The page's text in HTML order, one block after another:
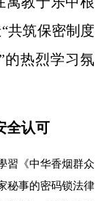
共筑保密制度
的热烈学习氛
全认可
習《中华香烟群众
秘事的密码锁法律